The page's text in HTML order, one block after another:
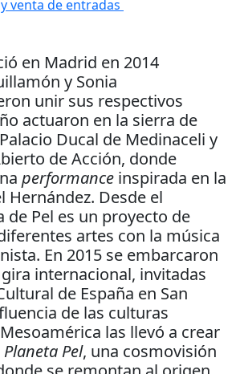
venta de entradas
en Madrid en 2014
y Sonia
unir sus respectivos
actuaron en la sierra de
Ducal de Medinaceli y
de Acción, donde
performance inspirada en la
Hernández. Desde el
de Pel es un proyecto de
artes con la música
En 2015 se embarcaron
internacional, invitadas
de España en San
de las culturas
las llevó a crear
Planeta Pel, una cosmovisión